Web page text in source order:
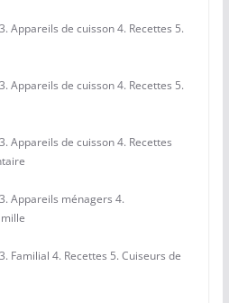
Appareils de cuisson 4. Recettes 5.
Appareils de cuisson 4. Recettes 5.
Appareils de cuisson 4. Recettes
Appareils ménagers 4.
Familial 4. Recettes 5. Cuiseurs de